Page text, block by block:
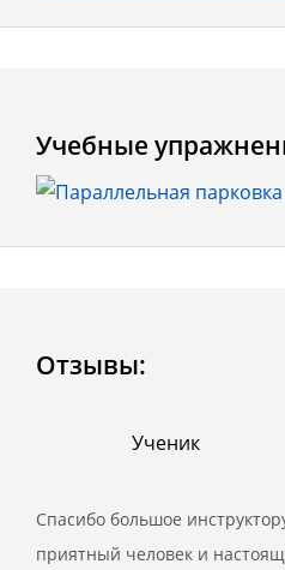
Учебные
Отзывы:
Ученик
Спасибо большое
приятный человек и